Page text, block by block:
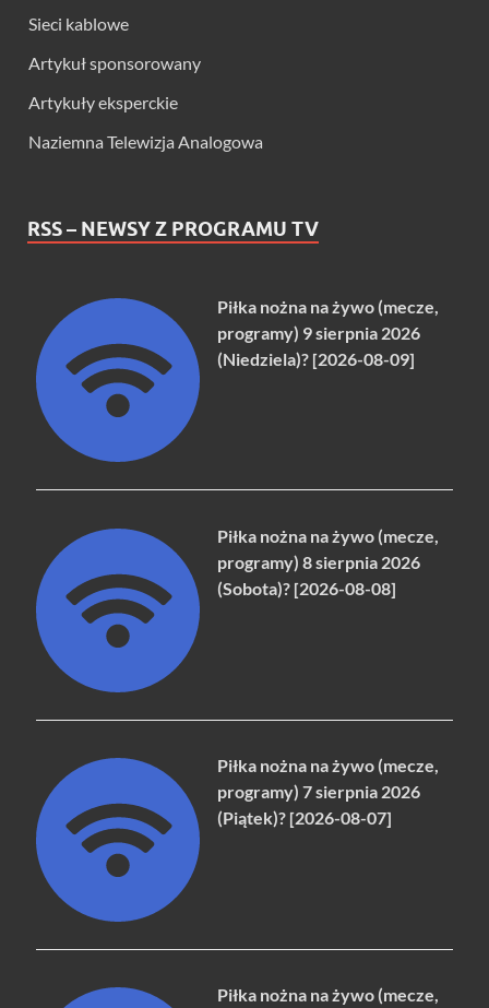
Sieci kablowe
Artykuł sponsorowany
Artykuły eksperckie
Naziemna Telewizja Analogowa
RSS – NEWSY Z PROGRAMU TV
Piłka nożna na żywo (mecze,
programy) 9 sierpnia 2026
(Niedziela)? [2026-08-09]
Piłka nożna na żywo (mecze,
programy) 8 sierpnia 2026
(Sobota)? [2026-08-08]
Piłka nożna na żywo (mecze,
programy) 7 sierpnia 2026
(Piątek)? [2026-08-07]
Piłka nożna na żywo (mecze,